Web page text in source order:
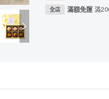
全店 滿額免運滿